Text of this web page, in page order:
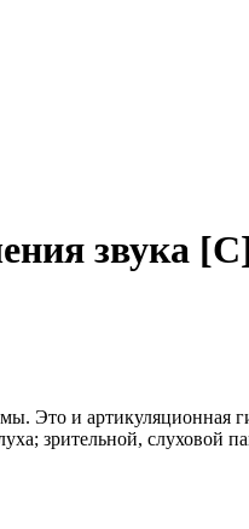
звука
Это и артикуляционная
зрительной, слуховой